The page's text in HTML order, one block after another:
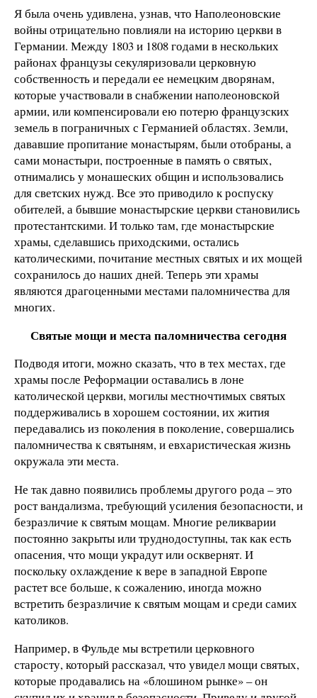
Я была очень удивлена, узнав, что Наполеоновские
войны отрицательно повлияли на историю церкви в
Германии. Между 1803 и 1808 годами в нескольких
районах французы секуляризовали церковную
собственность и передали ее немецким дворянам,
которые участвовали в снабжении наполеоновской
армии, или компенсировали ею потерю французских
земель в пограничных с Германией областях. Земли,
дававшие пропитание монастырям, были отобраны, а
сами монастыри, построенные в память о святых,
отнимались у монашеских общин и использовались
для светских нужд. Все это приводило к роспуску
обителей, а бывшие монастырские церкви становились
протестантскими. И только там, где монастырские
храмы, сделавшись приходскими, остались
католическими, почитание местных святых и их мощей
сохранилось до наших дней. Теперь эти храмы
являются драгоценными местами паломничества для
многих.
Святые мощи и места паломничества сегодня
Подводя итоги, можно сказать, что в тех местах, где
храмы после Реформации оставались в лоне
католической церкви, могилы местночтимых святых
поддерживались в хорошем состоянии, их жития
передавались из поколения в поколение, совершались
паломничества к святыням, и евхаристическая жизнь
окружала эти места.
Не так давно появились проблемы другого рода – это
рост вандализма, требующий усиления безопасности, и
безразличие к святым мощам. Многие реликварии
постоянно закрыты или труднодоступны, так как есть
опасения, что мощи украдут или осквернят. И
поскольку охлаждение к вере в западной Европе
растет все больше, к сожалению, иногда можно
встретить безразличие к святым мощам и среди самих
католиков.
Например, в Фульде мы встретили церковного
старосту, который рассказал, что увидел мощи святых,
которые продавались на «блошином рынке» – он